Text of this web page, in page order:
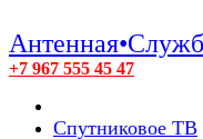
+7 967 555 45 47
Спутниковое ТВ